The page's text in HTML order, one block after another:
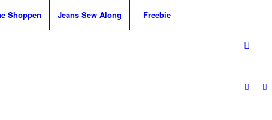
Shoppen Jeans Sew Along Freebie